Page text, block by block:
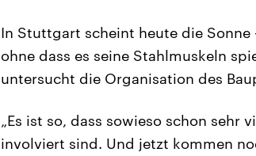
In Stuttgart scheint heute die
ohne dass es seine Stahlmuskeln
untersucht die Organisation des
„Es ist so, dass sowieso schon sehr
involviert sind. Und jetzt kommen